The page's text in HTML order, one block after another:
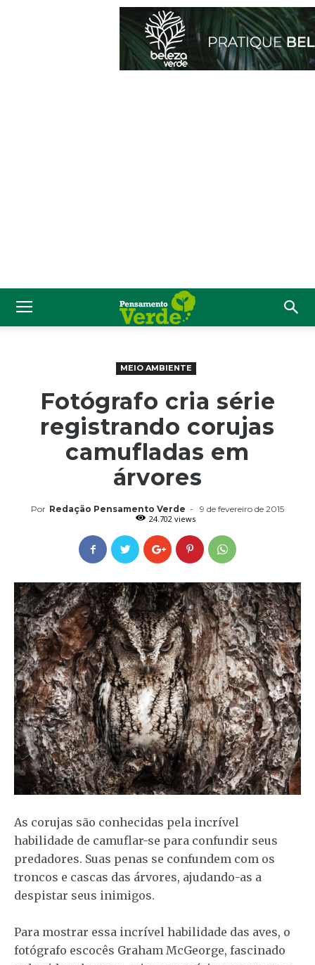
MEIO AMBIENTE
Fotógrafo cria série
registrando corujas
camufladas em
árvores
Por Redação Pensamento Verde -
9 de fevereiro de 2015
24.702 views
As corujas são conhecidas pela incrível
habilidade de camuflar-se para confundir seus
predadores. Suas penas se confundem com os
troncos e cascas das árvores, ajudando-as a
despistar seus inimigos.
Para mostrar essa incrível habilidade das aves, o
fotógrafo escocês Graham McGeorge, fascinado